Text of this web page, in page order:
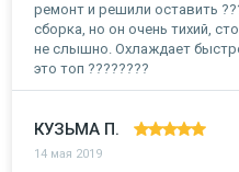
ремонт и решили оставить
сборка, но он очень тихий,
не слышно. Охлаждает
это топ ????????
КУЗЬМА П.
14 мая 2019